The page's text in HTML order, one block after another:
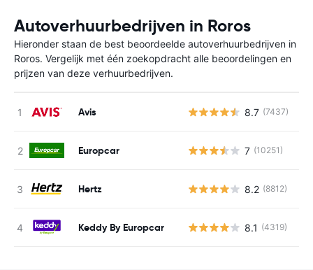
Autoverhuurbedrijven in Roros
Hieronder staan de best beoordeelde autoverhuurbedrijven in
Roros. Vergelijk met één zoekopdracht alle beoordelingen en
prijzen van deze verhuurbedrijven.
Avis 8.7 (7437)
Europcar 7 (10251)
Hertz 8.2 (8812)
Keddy By Europcar 8.1 (4319)